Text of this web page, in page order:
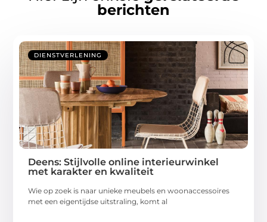
berichten
DIENSTVERLENING
Deens: Stijlvolle online interieurwinkel
met karakter en kwaliteit
Wie op zoek is naar unieke meubels en woonaccessoires
met een eigentijdse uitstraling, komt al